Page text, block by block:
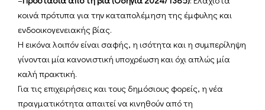
κοινά πρότυπα για την καταπολέμηση της έμφυλης και
ενδοοικογενειακής βίας.
Η εικόνα λοιπόν είναι σαφής, η ισότητα και η συμπερίληψη
γίνονται μία κανονιστική υποχρέωση και όχι απλώς μία
καλή πρακτική.
Για τις επιχειρήσεις και τους δημόσιους φορείς, η νέα
πραγματικότητα απαιτεί να κινηθούν από τη